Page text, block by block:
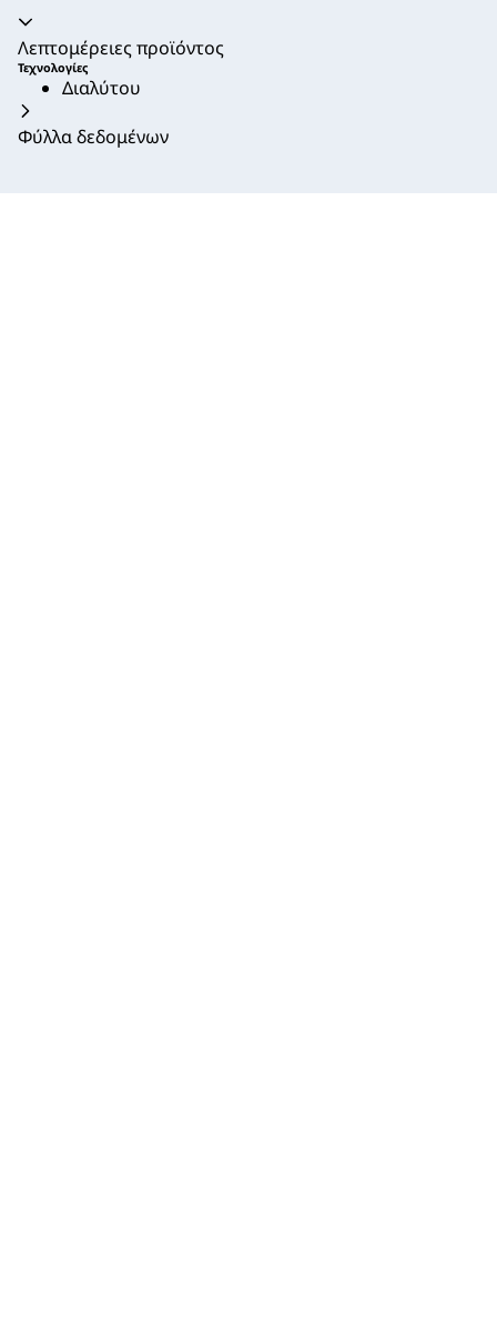
Ακορντεόν καταρρεύσει
Λεπτομέρειες προϊόντος
Τεχνολογίες
Διαλύτου
Φύλλα δεδομένων